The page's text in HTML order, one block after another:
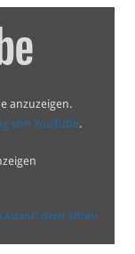
anzuzeigen.
von YouTube.
Astana“ direkt öffnen